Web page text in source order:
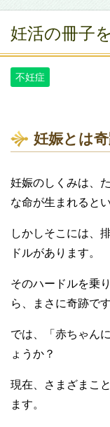
妊活の冊子
不妊症
妊娠とは
妊娠のしくみは、
な命が生まれると
しかしそこには、
ドルがあります。
そのハードルを乗
ら、まさに奇跡です
では、「赤ちゃん
ょうか？
現在、さまざまこ
ます。